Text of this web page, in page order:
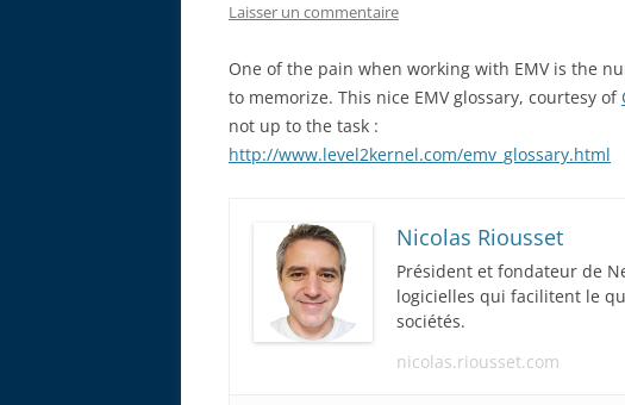
Laisser un commentaire
One of the pain when working with EMV is the
to memorize. This nice EMV glossary, courtesy of
not up to the task :
http://www.level2kernel.com/emv_glossary.html
Nicolas Riousset
Président et fondateur de
logicielles qui facilitent le
sociétés.
nicolas.riousset.com